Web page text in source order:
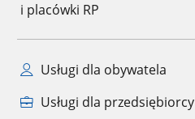
i placówki RP
Usługi dla obywatela
Usługi dla przedsiębiorcy